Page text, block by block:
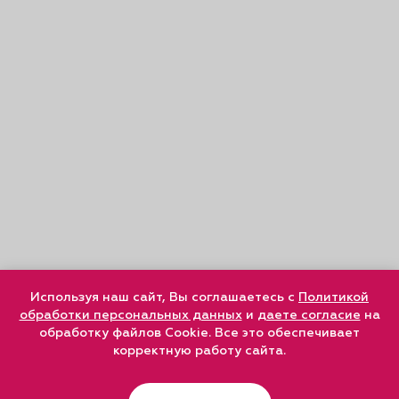
Используя наш сайт, Вы соглашаетесь с Политикой
обработки персональных данныхи даете согласие на
обработку файлов Cookie. Все это обеспечивает
корректную работу сайта.